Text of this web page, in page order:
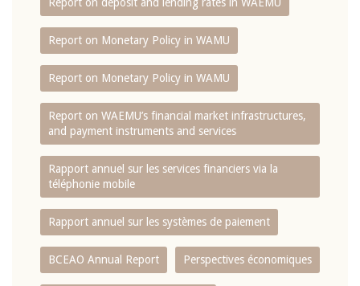
Report on Monetary Policy in WAMU
Report on Monetary Policy in WAMU
Report on WAEMU’s financial market infrastructures,
and payment instruments and services
Rapport annuel sur les services financiers via la
téléphonie mobile
Rapport annuel sur les systèmes de paiement
BCEAO Annual Report Perspectives économiques